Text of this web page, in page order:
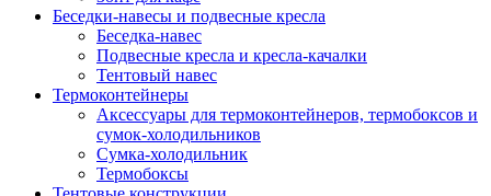
Беседки-навесы и подвесные кресла
Беседка-навес
Подвесные кресла и кресла-качалки
Тентовый навес
Термоконтейнеры
Аксессуары для термоконтейнеров, термобоксов и
сумок-холодильников
Сумка-холодильник
Термобоксы